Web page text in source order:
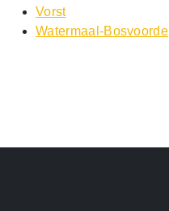
Vorst
Watermaal-Bosvoorde